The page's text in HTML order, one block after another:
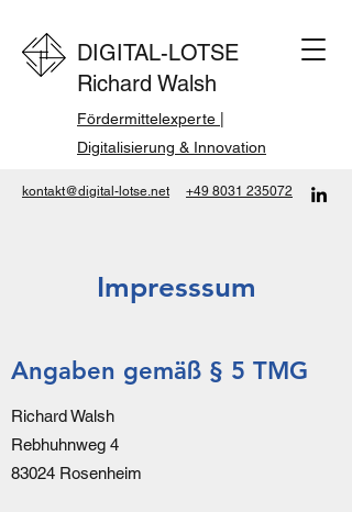
DIGITAL-LOTSE
Richard Walsh
Fördermittelexperte |
Digitalisierung & Innovation
kontakt@digital-lotse.net +49 8031 235072
Impresssum
Angaben gemäß § 5 TMG
Richard Walsh
Rebhuhnweg 4
83024 Rosenheim